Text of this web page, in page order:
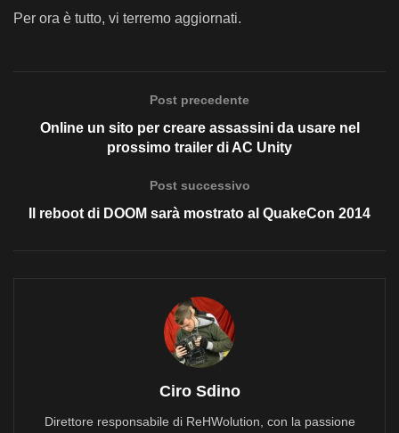
Per ora è tutto, vi terremo aggiornati.
Post precedente
Online un sito per creare assassini da usare nel
prossimo trailer di AC Unity
Post successivo
Il reboot di DOOM sarà mostrato al QuakeCon 2014
Ciro Sdino
Direttore responsabile di ReHWolution, con la passione